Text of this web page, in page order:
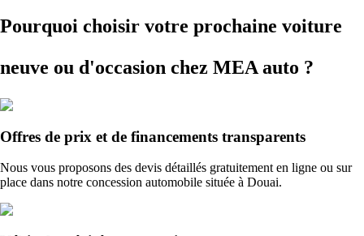
Pourquoi choisir votre prochaine voiture
neuve ou d'occasion chez MEA auto ?
Offres de prix et de financements transparents
Nous vous proposons des devis détaillés gratuitement en ligne ou sur
place dans notre concession automobile située à Douai.